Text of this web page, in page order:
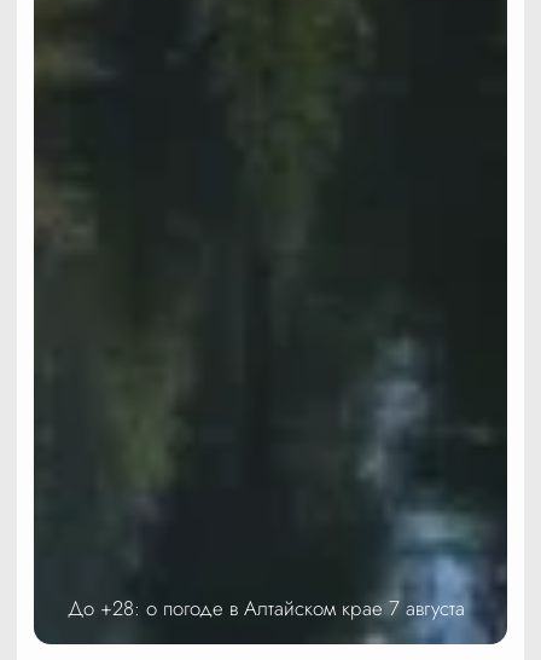
До +28: о погоде в Алтайском крае 7 августа